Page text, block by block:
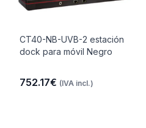
CT40-NB-UVB-2 estación
dock para móvil Negro
752.17€ (IVA incl.)